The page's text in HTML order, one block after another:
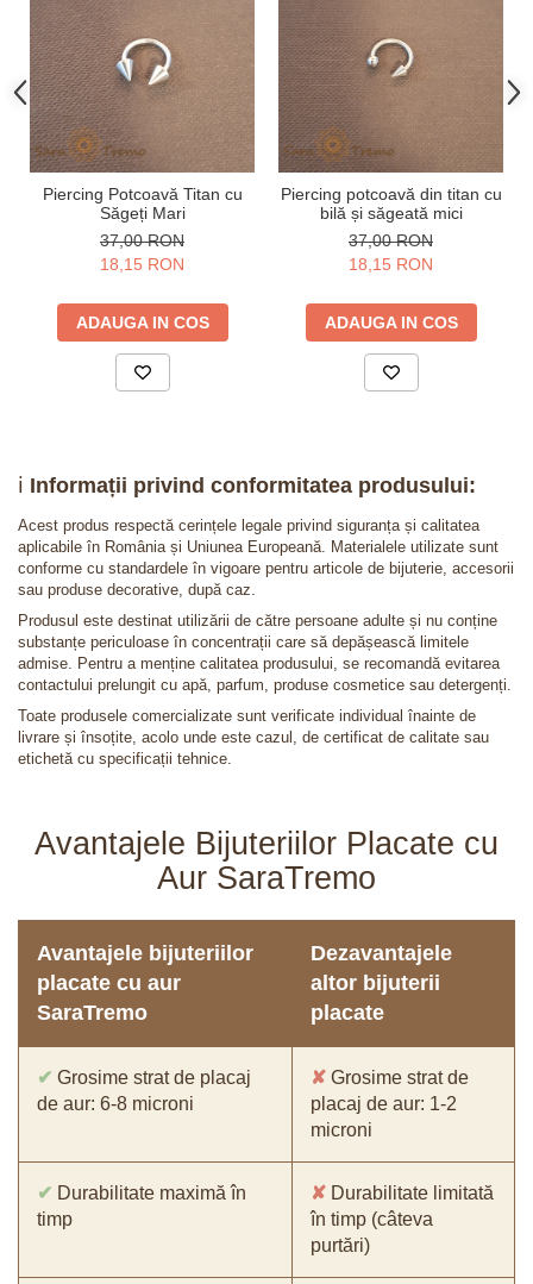
Piercing Potcoavă Titan cu
Săgeți Mari
37,00 RON
18,15 RON
ADAUGA IN COS
Piercing potcoavă din titan cu
bilă și săgeată mici
37,00 RON
18,15 RON
ADAUGA IN COS
ℹ️ Informații privind conformitatea produsului:
Acest produs respectă cerințele legale privind siguranța și calitatea
aplicabile în România și Uniunea Europeană. Materialele utilizate sunt
conforme cu standardele în vigoare pentru articole de bijuterie, accesorii
sau produse decorative, după caz.
Produsul este destinat utilizării de către persoane adulte și nu conține
substanțe periculoase în concentrații care să depășească limitele
admise. Pentru a menține calitatea produsului, se recomandă evitarea
contactului prelungit cu apă, parfum, produse cosmetice sau detergenți.
Toate produsele comercializate sunt verificate individual înainte de
livrare și însoțite, acolo unde este cazul, de certificat de calitate sau
etichetă cu specificații tehnice.
Avantajele Bijuteriilor Placate cu
Aur SaraTremo
Avantajele bijuteriilor
placate cu aur
SaraTremo
Dezavantajele
altor bijuterii
placate
✔ Grosime strat de placaj
de aur: 6-8 microni
✘ Grosime strat de
placaj de aur: 1-2
microni
✔ Durabilitate maximă în
timp
✘ Durabilitate limitată
în timp (câteva
purtări)